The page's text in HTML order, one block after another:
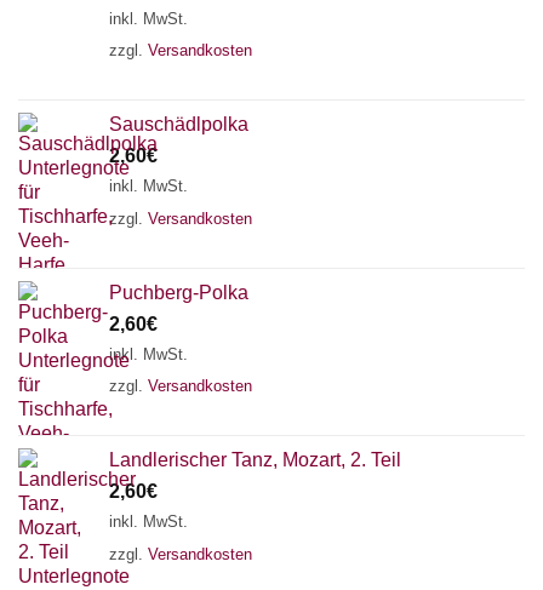
inkl. MwSt.
zzgl. Versandkosten
Sauschädlpolka
2,60€
inkl. MwSt.
zzgl. Versandkosten
Puchberg-Polka
2,60€
inkl. MwSt.
zzgl. Versandkosten
Landlerischer Tanz, Mozart, 2. Teil
2,60€
inkl. MwSt.
zzgl. Versandkosten
Chat Support
18 SAITEN
AKKORDZITHER